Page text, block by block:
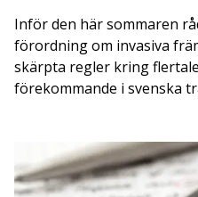
Inför den här sommaren
förordning om invasiva
skärpta regler kring
förekommande i svenska